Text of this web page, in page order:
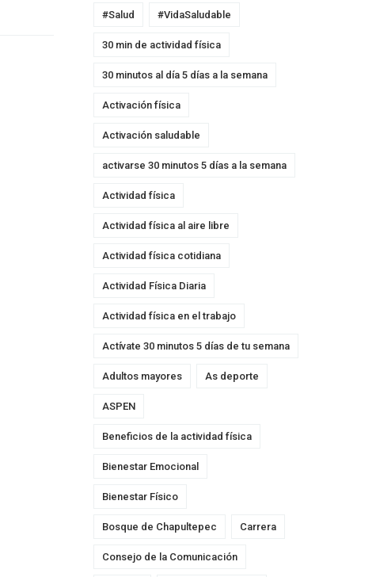
#Salud #VidaSaludable
30 min de actividad física
30 minutos al día 5 días a la semana
Activación física
Activación saludable
activarse 30 minutos 5 días a la semana
Actividad física
Actividad física al aire libre
Actividad física cotidiana
Actividad Física Diaria
Actividad física en el trabajo
Actívate 30 minutos 5 días de tu semana
Adultos mayores As deporte
ASPEN
Beneficios de la actividad física
Bienestar Emocional
Bienestar Físico
Bosque de Chapultepec Carrera
Consejo de la Comunicación